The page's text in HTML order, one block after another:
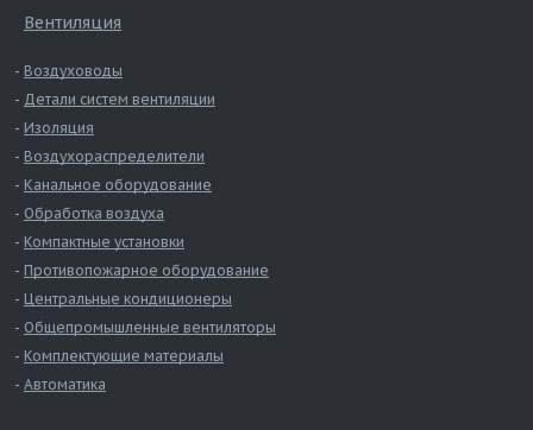
Вентиляция
Воздуховоды
Детали систем вентиляции
Изоляция
Воздухораспределители
Канальное оборудование
Обработка воздуха
Компактные установки
Противопожарное оборудование
Центральные кондиционеры
Общепромышленные вентиляторы
Комплектующие материалы
Автоматика